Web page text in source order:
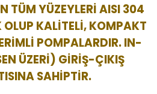
TÜM YÜZEYLERİ AISI 304
KALİTELİ, KOMPAKT
POMPALARDIR. IN-
ÜZERİ) GİRİŞ-ÇIKIŞ
SAHİPTİR.